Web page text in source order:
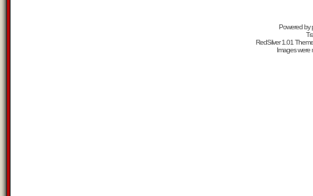
Powered by
RedSilver 1.01
Images were